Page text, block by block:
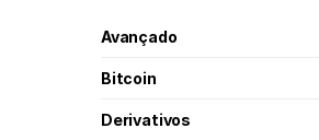
Avançado
Bitcoin
Derivativos